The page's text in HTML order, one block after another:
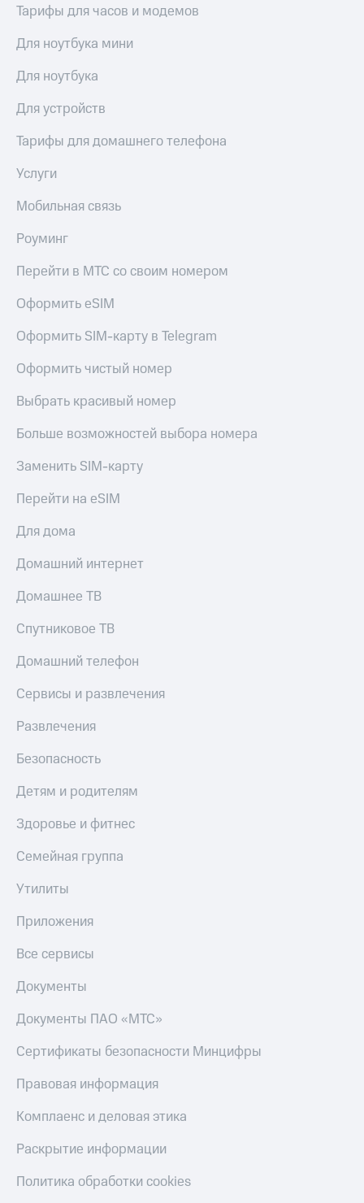
Тарифы для часов и модемов
Для ноутбука мини
Для ноутбука
Для устройств
Тарифы для домашнего телефона
Услуги
Мобильная связь
Роуминг
Перейти в МТС со своим номером
Оформить eSIM
Оформить SIM-карту в Telegram
Оформить чистый номер
Выбрать красивый номер
Больше возможностей выбора номера
Заменить SIM-карту
Перейти на eSIM
Для дома
Домашний интернет
Домашнее ТВ
Спутниковое ТВ
Домашний телефон
Сервисы и развлечения
Развлечения
Безопасность
Детям и родителям
Здоровье и фитнес
Семейная группа
Утилиты
Приложения
Все сервисы
Документы
Документы ПАО «МТС»
Сертификаты безопасности Минцифры
Правовая информация
Комплаенс и деловая этика
Раскрытие информации
Политика обработки cookies